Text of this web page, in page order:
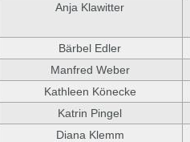
Anja Klawitter
Bärbel Edler
Manfred Weber
Kathleen Könecke
Katrin Pingel
Diana Klemm